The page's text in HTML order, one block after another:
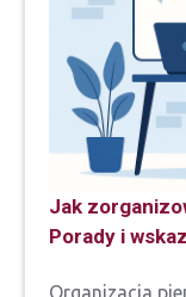
Jak
Porady i
Organizacja